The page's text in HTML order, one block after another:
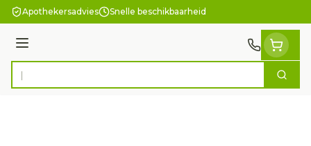
Ga naar de inhoud
Apothekersadvies Snelle beschikbaarheid
Menu
Product, merk, categorie... Zoek